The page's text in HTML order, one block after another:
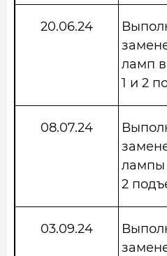
20.06.24
ламп
1 и 2
08.07.24
лампы
2
03.09.24